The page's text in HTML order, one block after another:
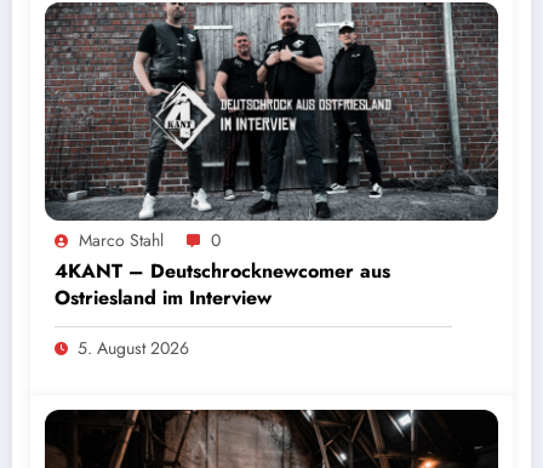
Marco Stahl 0
4KANT – Deutschrocknewcomer aus
Ostriesland im Interview
5. August 2026